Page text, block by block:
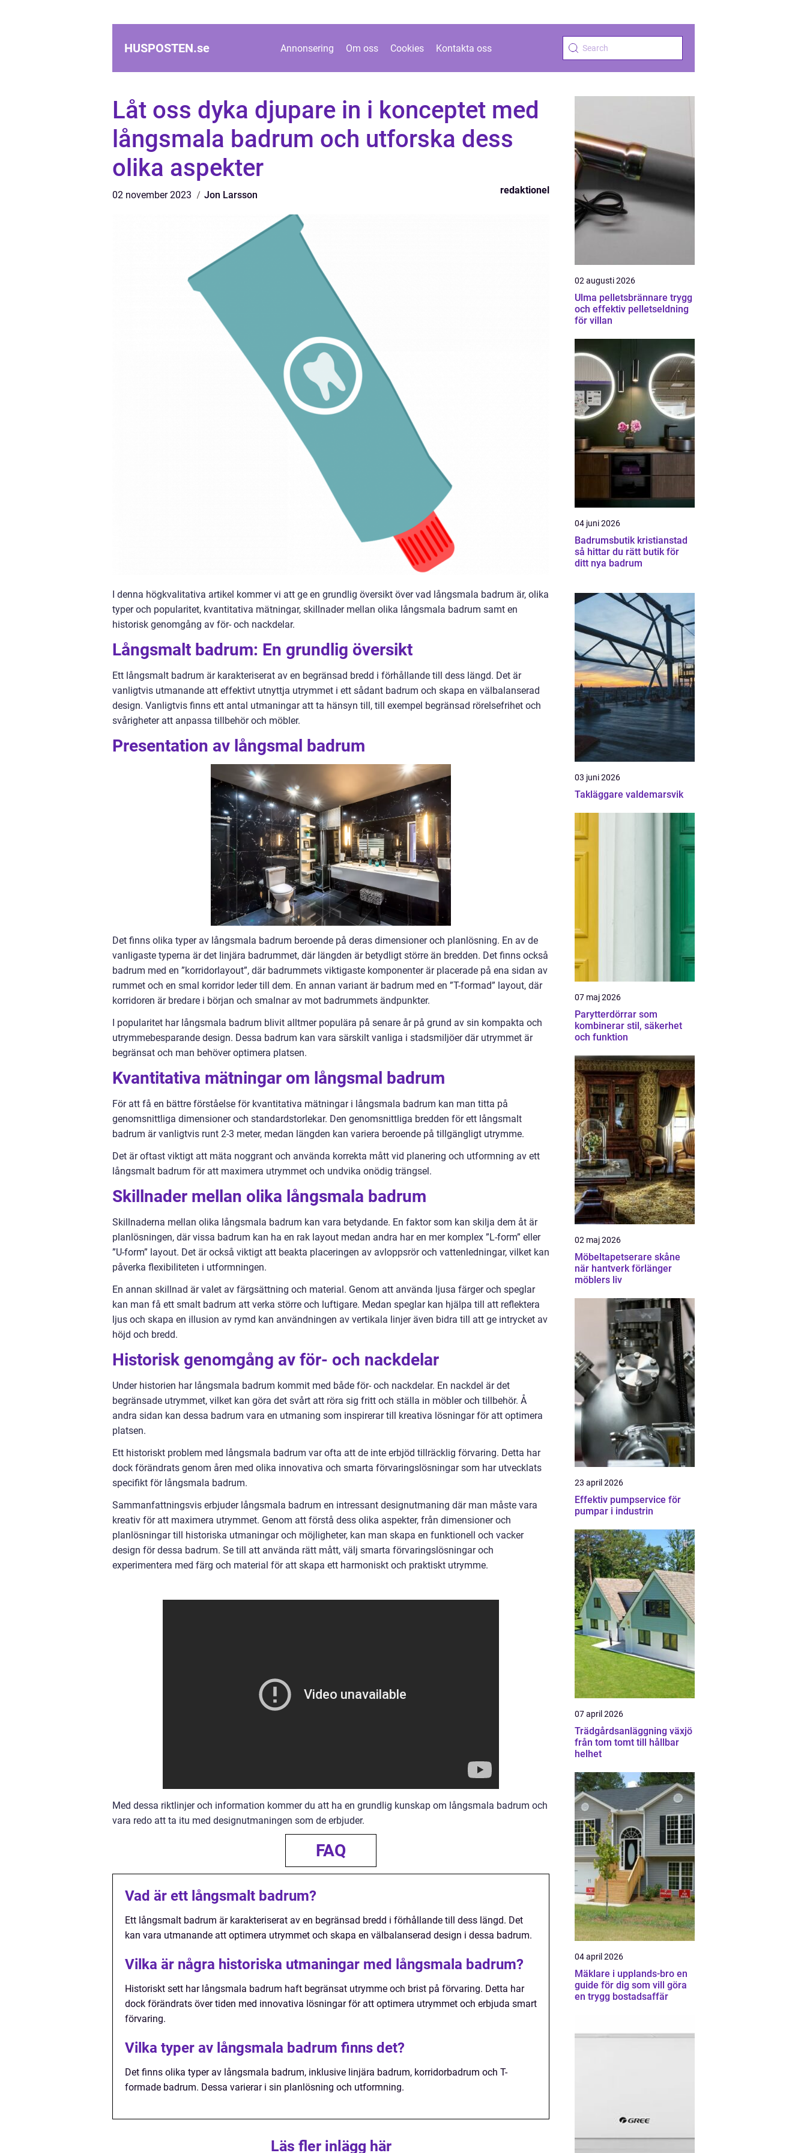
HUSPOSTEN.se Annonsering Om oss Cookies Kontakta oss
Låt oss dyka djupare in i konceptet med
långsmala badrum och utforska dess
olika aspekter
02 november 2023 Jon Larsson redaktionel
I denna högkvalitativa artikel kommer vi att ge en grundlig översikt över vad långsmala badrum är, olika
typer och popularitet, kvantitativa mätningar, skillnader mellan olika långsmala badrum samt en
historisk genomgång av för- och nackdelar.
Långsmalt badrum: En grundlig översikt
Ett långsmalt badrum är karakteriserat av en begränsad bredd i förhållande till dess längd. Det är
vanligtvis utmanande att effektivt utnyttja utrymmet i ett sådant badrum och skapa en välbalanserad
design. Vanligtvis finns ett antal utmaningar att ta hänsyn till, till exempel begränsad rörelsefrihet och
svårigheter att anpassa tillbehör och möbler.
Presentation av långsmal badrum
Det finns olika typer av långsmala badrum beroende på deras dimensioner och planlösning. En av de
vanligaste typerna är det linjära badrummet, där längden är betydligt större än bredden. Det finns också
badrum med en ”korridorlayout”, där badrummets viktigaste komponenter är placerade på ena sidan av
rummet och en smal korridor leder till dem. En annan variant är badrum med en ”T-formad” layout, där
korridoren är bredare i början och smalnar av mot badrummets ändpunkter.
I popularitet har långsmala badrum blivit alltmer populära på senare år på grund av sin kompakta och
utrymmebesparande design. Dessa badrum kan vara särskilt vanliga i stadsmiljöer där utrymmet är
begränsat och man behöver optimera platsen.
Kvantitativa mätningar om långsmal badrum
För att få en bättre förståelse för kvantitativa mätningar i långsmala badrum kan man titta på
genomsnittliga dimensioner och standardstorlekar. Den genomsnittliga bredden för ett långsmalt
badrum är vanligtvis runt 2-3 meter, medan längden kan variera beroende på tillgängligt utrymme.
Det är oftast viktigt att mäta noggrant och använda korrekta mått vid planering och utformning av ett
långsmalt badrum för att maximera utrymmet och undvika onödig trängsel.
Skillnader mellan olika långsmala badrum
Skillnaderna mellan olika långsmala badrum kan vara betydande. En faktor som kan skilja dem åt är
planlösningen, där vissa badrum kan ha en rak layout medan andra har en mer komplex ”L-form” eller
”U-form” layout. Det är också viktigt att beakta placeringen av avloppsrör och vattenledningar, vilket kan
påverka flexibiliteten i utformningen.
En annan skillnad är valet av färgsättning och material. Genom att använda ljusa färger och speglar
kan man få ett smalt badrum att verka större och luftigare. Medan speglar kan hjälpa till att reflektera
ljus och skapa en illusion av rymd kan användningen av vertikala linjer även bidra till att ge intrycket av
höjd och bredd.
Historisk genomgång av för- och nackdelar
Under historien har långsmala badrum kommit med både för- och nackdelar. En nackdel är det
begränsade utrymmet, vilket kan göra det svårt att röra sig fritt och ställa in möbler och tillbehör. Å
andra sidan kan dessa badrum vara en utmaning som inspirerar till kreativa lösningar för att optimera
platsen.
Ett historiskt problem med långsmala badrum var ofta att de inte erbjöd tillräcklig förvaring. Detta har
dock förändrats genom åren med olika innovativa och smarta förvaringslösningar som har utvecklats
specifikt för långsmala badrum.
Sammanfattningsvis erbjuder långsmala badrum en intressant designutmaning där man måste vara
kreativ för att maximera utrymmet. Genom att förstå dess olika aspekter, från dimensioner och
planlösningar till historiska utmaningar och möjligheter, kan man skapa en funktionell och vacker
design för dessa badrum. Se till att använda rätt mått, välj smarta förvaringslösningar och
experimentera med färg och material för att skapa ett harmoniskt och praktiskt utrymme.
Med dessa riktlinjer och information kommer du att ha en grundlig kunskap om långsmala badrum och
vara redo att ta itu med designutmaningen som de erbjuder.
FAQ
Vad är ett långsmalt badrum?
Ett långsmalt badrum är karakteriserat av en begränsad bredd i förhållande till dess längd. Det
kan vara utmanande att optimera utrymmet och skapa en välbalanserad design i dessa badrum.
Vilka är några historiska utmaningar med långsmala badrum?
Historiskt sett har långsmala badrum haft begränsat utrymme och brist på förvaring. Detta har
dock förändrats över tiden med innovativa lösningar för att optimera utrymmet och erbjuda smart
förvaring.
Vilka typer av långsmala badrum finns det?
Det finns olika typer av långsmala badrum, inklusive linjära badrum, korridorbadrum och T-
formade badrum. Dessa varierar i sin planlösning och utformning.
Läs fler inlägg här
02 augusti 2026
Ulma pelletsbrännare trygg
och effektiv pelletseldning
för villan
04 juni 2026
Badrumsbutik kristianstad
så hittar du rätt butik för
ditt nya badrum
03 juni 2026
Takläggare valdemarsvik
07 maj 2026
Parytterdörrar som
kombinerar stil, säkerhet
och funktion
02 maj 2026
Möbeltapetserare skåne
när hantverk förlänger
möblers liv
23 april 2026
Effektiv pumpservice för
pumpar i industrin
07 april 2026
Trädgårdsanläggning växjö
från tom tomt till hållbar
helhet
04 april 2026
Mäklare i upplands-bro en
guide för dig som vill göra
en trygg bostadsaffär